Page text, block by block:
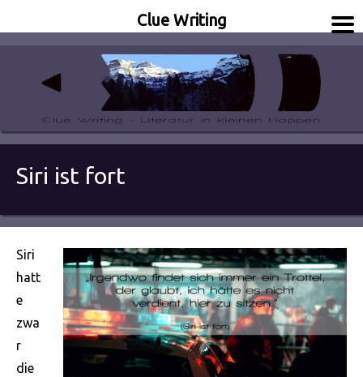
Clue Writing
Siri ist fort
Siri
hatt
e
zwa
r
die
Clue Writing